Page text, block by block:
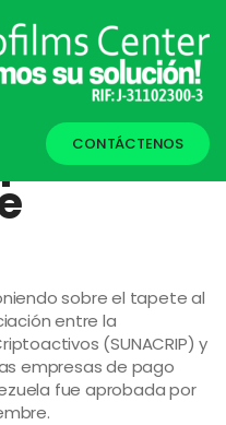
CONTÁCTENOS
pagos
a
sobre el tapete al
entre la
(SUNACRIP) y
empresas de pago
fue aprobada por